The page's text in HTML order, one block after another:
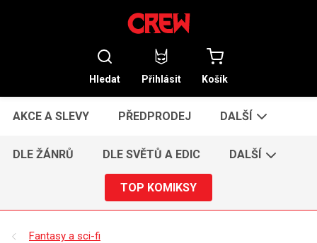
Hledat Přihlásit Košík
AKCE A SLEVY PŘEDPRODEJ DALŠÍ
DLE ŽÁNRŮ DLE SVĚTŮ A EDIC DALŠÍ
TOP KOMIKSY
Fantasy a sci-fi